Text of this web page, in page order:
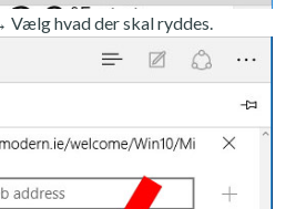
hvad der skal ryddes.